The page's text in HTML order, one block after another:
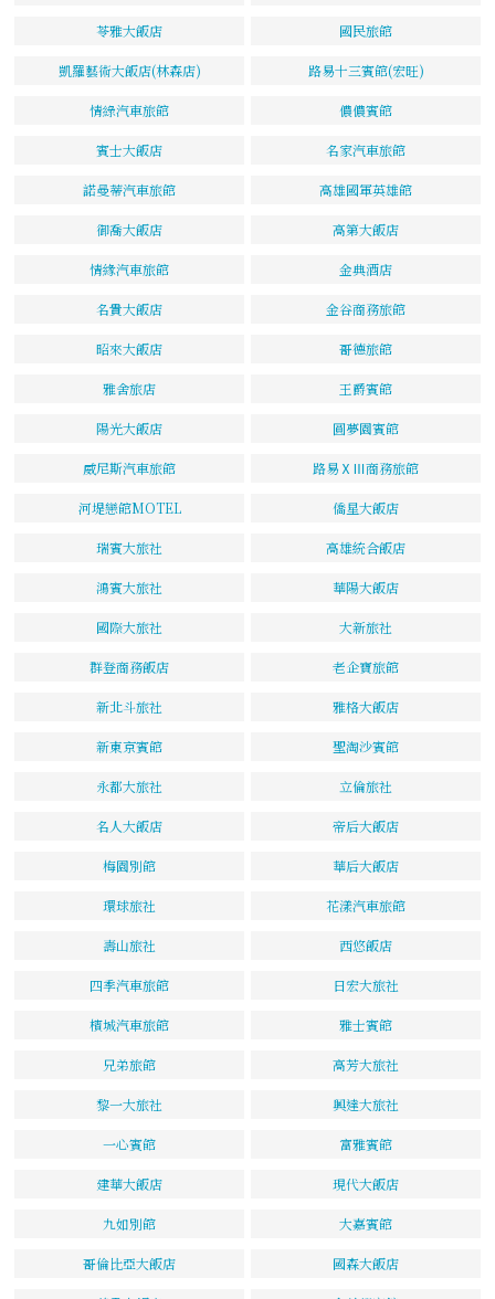
苓雅大飯店 國民旅館
凱羅藝術大飯店(林森店) 路易十三賓館(宏旺)
情綠汽車旅館 儂儂賓館
賓士大飯店 名家汽車旅館
諾曼蒂汽車旅館 高雄國軍英雄館
御喬大飯店 高第大飯店
情緣汽車旅館 金典酒店
名貴大飯店 金谷商務旅館
昭來大飯店 哥德旅館
雅舍旅店 王爵賓館
陽光大飯店 圓夢園賓館
威尼斯汽車旅館 路易ⅩⅢ商務旅館
河堤戀館MOTEL 僑星大飯店
瑞賓大旅社 高雄統合飯店
鴻賓大旅社 華陽大飯店
國際大旅社 大新旅社
群登商務飯店 老企寶旅館
新北斗旅社 雅格大飯店
新東京賓館 聖淘沙賓館
永都大旅社 立倫旅社
名人大飯店 帝后大飯店
梅園別館 華后大飯店
環球旅社 花漾汽車旅館
壽山旅社 西悠飯店
四季汽車旅館 日宏大旅社
檳城汽車旅館 雅士賓館
兄弟旅館 高芳大旅社
黎一大旅社 興達大旅社
一心賓館 富雅賓館
建華大飯店 現代大飯店
九如別館 大嘉賓館
哥倫比亞大飯店 國森大飯店